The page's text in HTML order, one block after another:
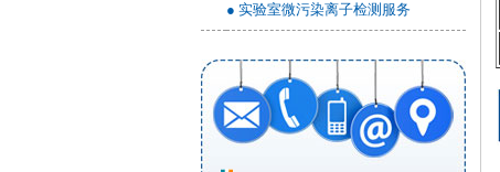
● 实验室微污染离子检测服务